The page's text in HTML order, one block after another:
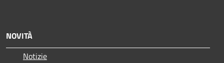
NOVITÀ
Notizie